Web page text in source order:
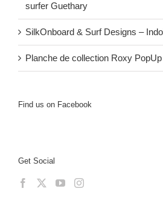
surfer Guethary
SilkOnboard & Surf Designs –
Planche de collection Roxy PopUp
Find us on Facebook
Get Social